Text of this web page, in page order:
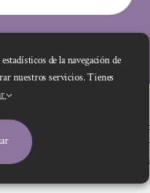
de la navegación de
nuestros servicios. Tienes